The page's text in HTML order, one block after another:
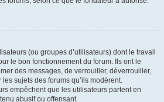
(ou groupes d’utilisateurs) dont le travail
le bon fonctionnement du forum. Ils ont le
des messages, de verrouiller, déverrouiller,
sujets des forums qu’ils modèrent.
empêchent que les utilisateurs partent en
abusif ou offensant.